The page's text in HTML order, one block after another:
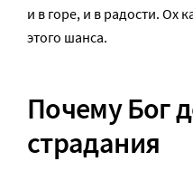
и в горе, и в радости. Ох
этого шанса.
Почему Бог
страдания